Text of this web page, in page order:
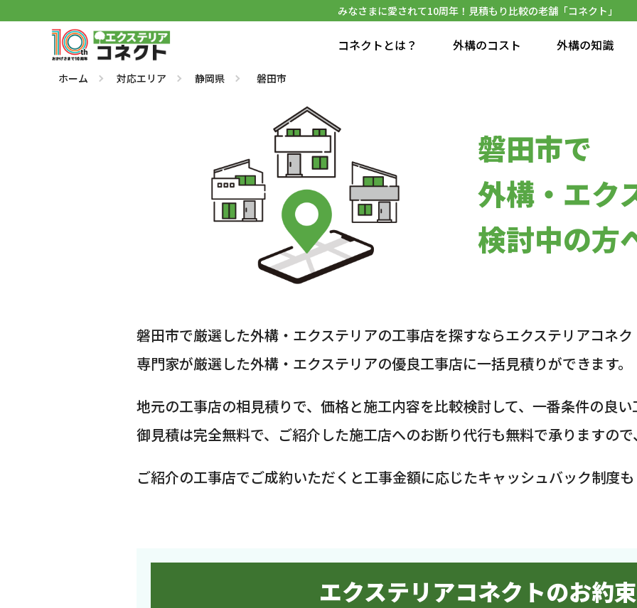
みなさまに愛されて10周年！見積もり比較の老舗「コネクト」
コネクトとは？ 外構のコスト 外構の知識
ホーム 対応エリア 静岡県 磐田市
磐田市で
外構・エク
検討中の方
磐田市で厳選した外構・エクステリアの工事店を探すならエクステリアコネ
専門家が厳選した外構・エクステリアの優良工事店に一括見積りができます。
地元の工事店の相見積りで、価格と施工内容を比較検討して、一番条件の良
御見積は完全無料で、ご紹介した施工店へのお断り代行も無料で承りますの
ご紹介の工事店でご成約いただくと工事金額に応じたキャッシュバック制度
エクステリアコネクトのお約束